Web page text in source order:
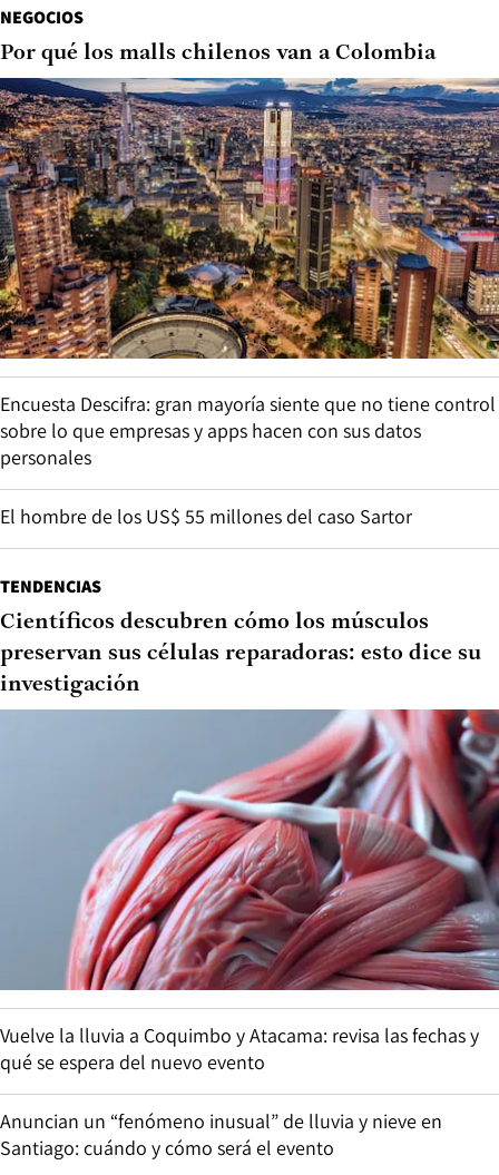
NEGOCIOS
Por qué los malls chilenos van a Colombia
Encuesta Descifra: gran mayoría siente que no tiene control
sobre lo que empresas y apps hacen con sus datos
personales
El hombre de los US$ 55 millones del caso Sartor
TENDENCIAS
Científicos descubren cómo los músculos
preservan sus células reparadoras: esto dice su
investigación
Vuelve la lluvia a Coquimbo y Atacama: revisa las fechas y
qué se espera del nuevo evento
Anuncian un “fenómeno inusual” de lluvia y nieve en
Santiago: cuándo y cómo será el evento